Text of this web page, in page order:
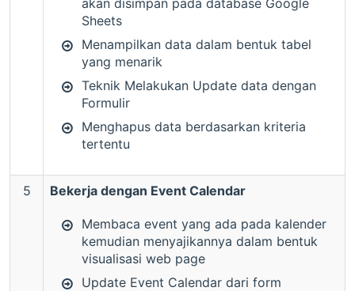
akan disimpan pada database Google
Sheets
Menampilkan data dalam bentuk tabel
yang menarik
Teknik Melakukan Update data dengan
Formulir
Menghapus data berdasarkan kriteria
tertentu
5 Bekerja dengan Event Calendar
Membaca event yang ada pada kalender
kemudian menyajikannya dalam bentuk
visualisasi web page
Update Event Calendar dari form